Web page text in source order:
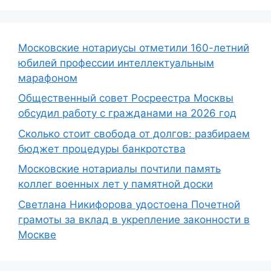
Московские нотариусы отметили 160-летний
юбилей профессии интеллектуальным
марафоном
Общественный совет Росреестра Москвы
обсудил работу с гражданами на 2026 год
Сколько стоит свобода от долгов: разбираем
бюджет процедуры банкротства
Московские нотариалы почтили память
коллег военных лет у памятной доски
Светлана Никифорова удостоена Почетной
грамоты за вклад в укрепление законности в
Москве